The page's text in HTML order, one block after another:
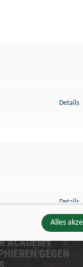
KIDS DER
ACADEMY
GEGEN
Details
Details
Alles